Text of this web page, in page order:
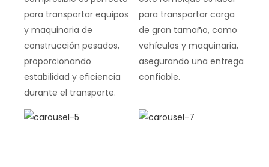
para transportar equipos
y maquinaria de
construcción pesados,
proporcionando
estabilidad y eficiencia
durante el transporte.
para transportar carga
de gran tamaño, como
vehículos y maquinaria,
asegurando una entrega
confiable.